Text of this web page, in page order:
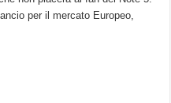
Edge
per il mercato Europeo,